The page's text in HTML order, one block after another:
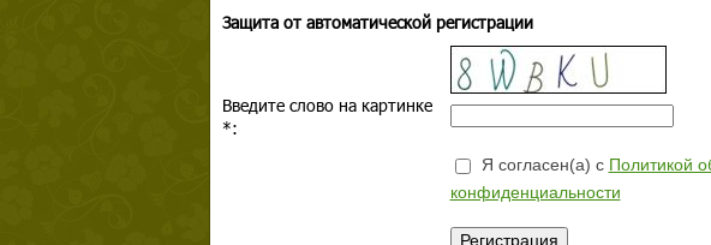
Защита от автоматической регистрации
Введите слово на картинке
*:
Я согласен(а) с Политикой
конфиденциальности